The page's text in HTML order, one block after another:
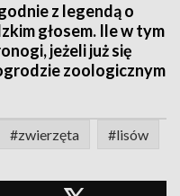
z legendą o
głosem. Ile w tym
jeżeli już się
zoologicznym
#zwierzęta #lisów